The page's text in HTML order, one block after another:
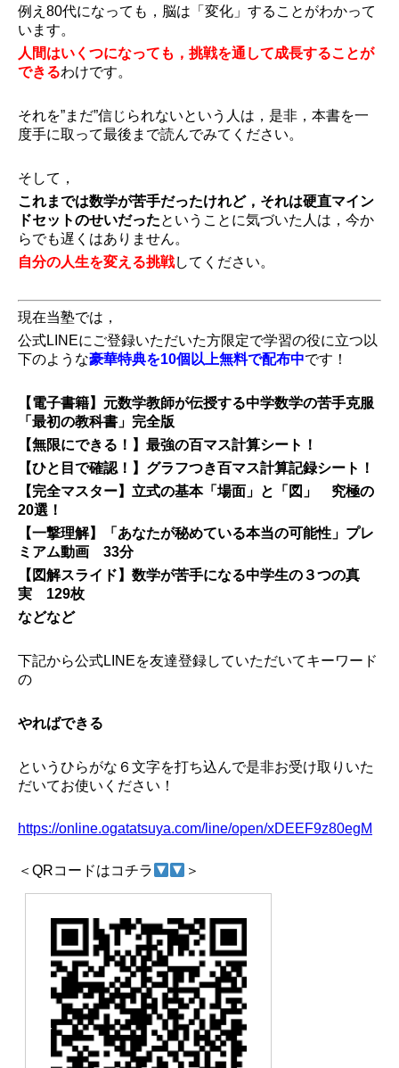
例え80代になっても，脳は「変化」することがわかって
います。
人間はいくつになっても，挑戦を通して成長することが
できるわけです。
それを”まだ”信じられないという人は，是非，本書を一
度手に取って最後まで読んでみてください。
そして，
これまでは数学が苦手だったけれど，それは硬直マイン
ドセットのせいだったということに気づいた人は，今か
らでも遅くはありません。
自分の人生を変える挑戦してください。
現在当塾では，
公式LINEにご登録いただいた方限定で学習の役に立つ以
下のような豪華特典を10個以上無料で配布中です！
【電子書籍】元数学教師が伝授する中学数学の苦手克服
「最初の教科書」完全版
【無限にできる！】最強の百マス計算シート！
【ひと目で確認！】グラフつき百マス計算記録シート！
【完全マスター】立式の基本「場面」と「図」 究極の
20選！
【一撃理解】「あなたが秘めている本当の可能性」プレ
ミアム動画 33分
【図解スライド】数学が苦手になる中学生の３つの真
実 129枚
などなど
下記から公式LINEを友達登録していただいてキーワード
の
やればできる
というひらがな６文字を打ち込んで是非お受け取りいた
だいてお使いください！
https://online.ogatatsuya.com/line/open/xDEEF9z80egM
＜QRコードはコチラ ＞